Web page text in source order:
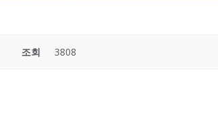
조회 3808